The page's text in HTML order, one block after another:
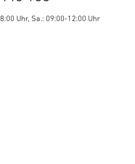
Uhr, Sa.: 09:00-12:00 Uhr